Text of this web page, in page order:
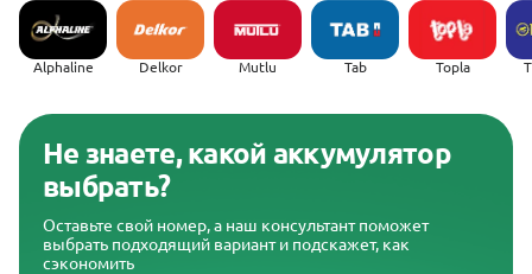
Alphaline Delkor Mutlu Tab Topla
Не знаете, какой аккумулятор
выбрать?
Оставьте свой номер, а наш консультант поможет
выбрать подходящий вариант и подскажет, как
сэкономить